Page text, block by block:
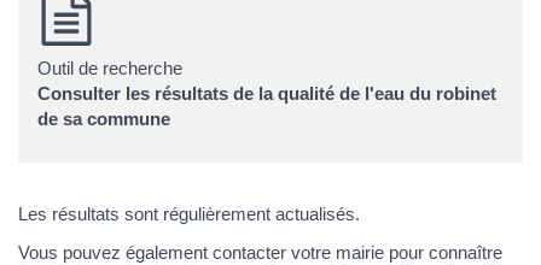
Outil de recherche
Consulter les résultats de la qualité de l'eau du robinet
de sa commune
Les résultats sont régulièrement actualisés.
Vous pouvez également contacter votre mairie pour connaître